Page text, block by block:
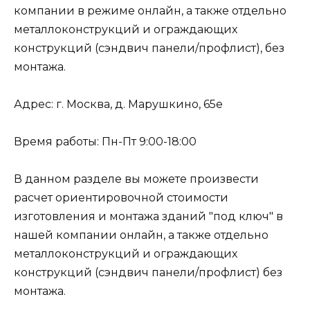
компании в режиме онлайн, а также отдельно
металлоконструкций и ограждающих
конструкций (сэндвич панели/профлист), без
монтажа.
Адрес: г. Москва, д. Марушкино, 65е
Время работы: Пн-Пт 9:00-18:00
В данном разделе вы можете произвести
расчет ориентировочной стоимости
изготовления и монтажа зданий "под ключ" в
нашей компании онлайн, а также отдельно
металлоконструкций и ограждающих
конструкций (сэндвич панели/профлист) без
монтажа.